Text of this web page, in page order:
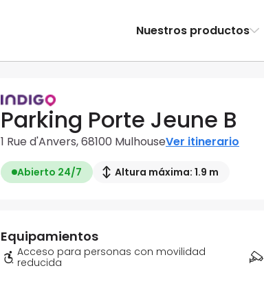
Nuestros productos
Parking Porte Jeune B
1 Rue d'Anvers, 68100 MulhouseVer itinerario
Abierto 24/7 Altura máxima: 1.9 m
Equipamientos
Acceso para personas con movilidad
reducida